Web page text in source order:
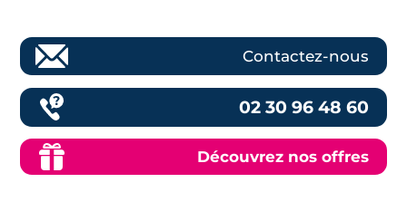
Contactez-nous
02 30 96 48 60
Découvrez nos offres